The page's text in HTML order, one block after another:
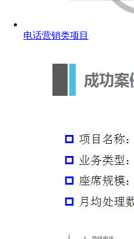
电话营销类项目